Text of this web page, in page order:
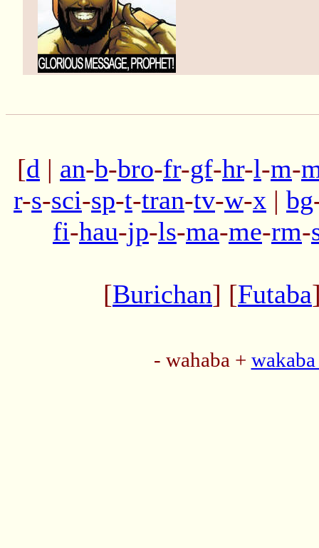
[d | an-b-bro-fr-gf-hr-l-m-
r-s-sci-sp-t-tran-tv-w-x | bg
fi-hau-jp-ls-ma-me-rm-
[Burichan] [Futaba
- wahaba +